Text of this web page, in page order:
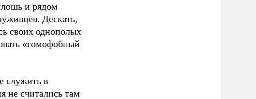
и рядом
Дескать,
своих однополых
«гомофобный
служить в
не считались там